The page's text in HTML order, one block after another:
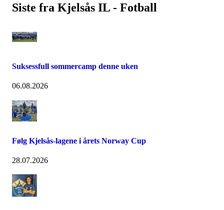
Siste fra Kjelsås IL - Fotball
Suksessfull sommercamp denne uken
06.08.2026
Følg Kjelsås-lagene i årets Norway Cup
28.07.2026